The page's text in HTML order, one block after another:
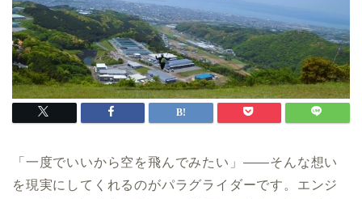
「一度でいいから空を飛んでみたい」 ――そんな想い
を現実にしてくれるのがパラグライダーです。エンジ